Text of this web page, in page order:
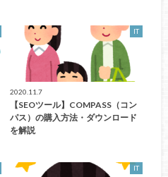
IT
2020.11.7
【SEOツール】COMPASS（コン
パス）の購入方法・ダウンロード
を解説
IT